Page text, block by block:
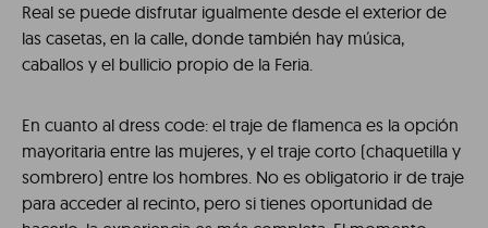
Real se puede disfrutar igualmente desde el exterior de
las casetas, en la calle, donde también hay música,
caballos y el bullicio propio de la Feria.
En cuanto al dress code: el traje de flamenca es la opción
mayoritaria entre las mujeres, y el traje corto (chaquetilla y
sombrero) entre los hombres. No es obligatorio ir de traje
para acceder al recinto, pero si tienes oportunidad de